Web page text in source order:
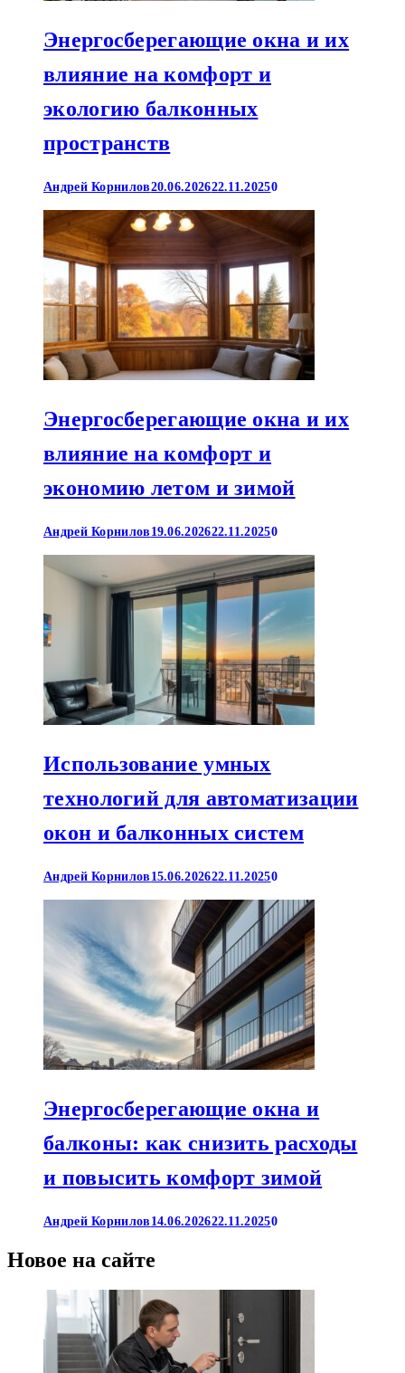
Энергосберегающие окна и их
влияние на комфорт и
экологию балконных
пространств
Андрей Корнилов20.06.202622.11.20250
Энергосберегающие окна и их
влияние на комфорт и
экономию летом и зимой
Андрей Корнилов 19.06.202622.11.20250
Использование умных
технологий для автоматизации
окон и балконных систем
Андрей Корнилов 15.06.202622.11.20250
Энергосберегающие окна и
балконы: как снизить расходы
и повысить комфорт зимой
Андрей Корнилов 14.06.202622.11.20250
Новое на сайте